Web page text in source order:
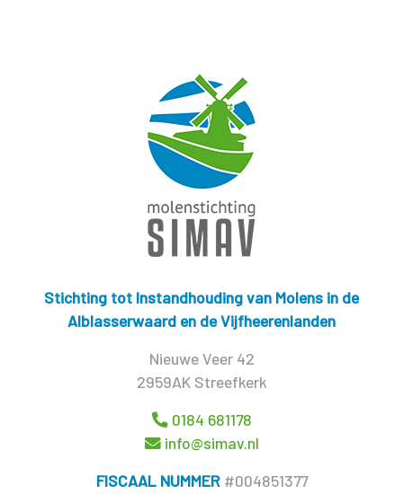
Stichting tot Instandhouding van Molens in de
Alblasserwaard en de Vijfheerenlanden
Nieuwe Veer 42
2959AK Streefkerk
0184 681178
info@simav.nl
FISCAAL NUMMER#004851377